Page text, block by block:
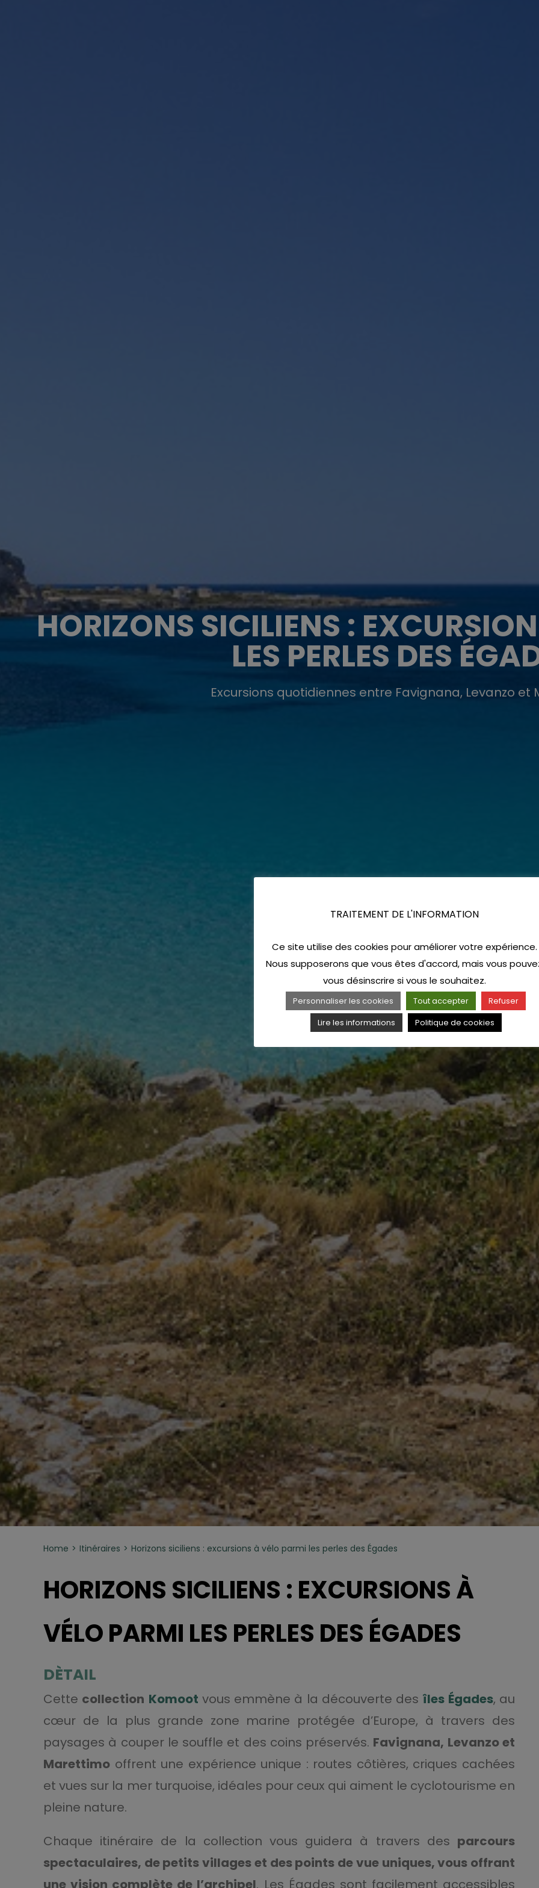
HORIZONS SICILIENS :
LES PERLES DES
Excursions quotidiennes entre Favignana, Levanzo et
Home Itinéraires Horizons siciliens : excursions à vélo parmi les perles des Égades
HORIZONS SICILIENS : EXCURSIONS À
VÉLO PARMI LES PERLES DES ÉGADES
DÈTAIL
Cette collection Komoot vous emmène à la découverte des îles Égades, au
cœur de la plus grande zone marine protégée d’Europe, à travers des
paysages à couper le souffle et des coins préservés. Favignana, Levanzo et
Marettimooffrent une expérience unique : routes côtières, criques cachées
et vues sur la mer turquoise, idéales pour ceux qui aiment le cyclotourisme en
pleine nature.
Chaque itinéraire de la collection vous guidera à travers des parcours
spectaculaires, de petits villages et des points de vue uniques, vous offrant
une vision complète de l’archipel. Les Égades sont facilement accessibles
TRAITEMENT DE L'INFORMATION
Ce site utilise des cookies pour améliorer votre expérience.
Nous supposerons que vous êtes d'accord, mais vous
vous désinscrire si vous le souhaitez.
Personnaliser les cookies Tout accepter
Refuser
Lire les informations
Politique de cookies